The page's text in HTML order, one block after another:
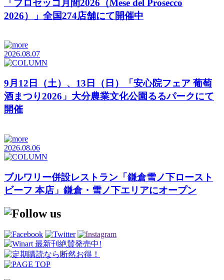
「プロセッコ月間2026（Mese del Prosecco
2026）」全国274店舗にて開催中
2026.08.07
9月12日（土）、13日（日）「安心院フェア 葡萄
酒まつり2026」大分農業文化公園るるパークにて
開催
2026.08.06
ブルワリー併設レストラン「鎌倉雪ノ下ロースト
ビーフ 本店」鎌倉・雪ノ下エリアにオープン